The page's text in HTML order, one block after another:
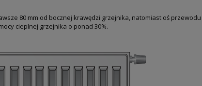
80 mm od bocznej krawędzi grzejnika, natomiast oś
cieplnej grzejnika o ponad 30%.